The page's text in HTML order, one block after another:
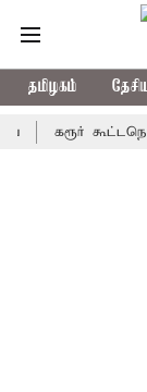
தமிழகம்
கரூர்